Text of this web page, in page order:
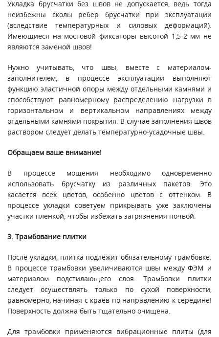
Укладка брусчатки без швов не допускается, ведь тогда
неизбежны сколы ребер брусчатки при эксплуатации
(вследствие температурных и силовых деформаций).
Имеющиеся на мостовой фиксаторы высотой 1,5-2 мм не
являются заменой швов!
Нужно учитывать, что швы, вместе с материалом-
заполнителем, в процессе эксплуатации выполняют
функцию эластичной опоры между отдельными камнями и
способствуют равномерному распределению нагрузки в
горизонтальном и вертикальном направлениях между
отдельными камнями покрытия. В случае заполнения швов
раствором следует делать температурно-усадочные швы.
Обращаем ваше внимание!
В процессе мощения необходимо одновременно
использовать брусчатку из различных пакетов. Это
касается всех цветов, особенно цветов с оттенком. В
процессе укладки советуем прикрывать уже заключены
участки пленкой, чтобы избежать загрязнения почвой.
3. Трамбование плитки
После укладки, плитка подлежит обязательному трамбовке.
В процессе трамбовки увеличиваются швы между ФЭМ и
материалом подстилающего слоя. Трамбовки плитки
следует осуществлять только по сухой поверхности,
равномерно, начиная с краев по направлению к середине!
Поверхность должна быть тщательно очищена.
Для трамбовки применяются вибрационные плиты (для